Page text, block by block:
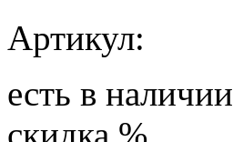
Артикул:
есть в наличии
скидка %